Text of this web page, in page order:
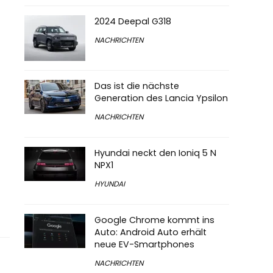
2024 Deepal G318
NACHRICHTEN
Das ist die nächste
Generation des Lancia Ypsilon
NACHRICHTEN
Hyundai neckt den Ioniq 5 N
NPX1
HYUNDAI
Google Chrome kommt ins
Auto: Android Auto erhält
neue EV-Smartphones
NACHRICHTEN